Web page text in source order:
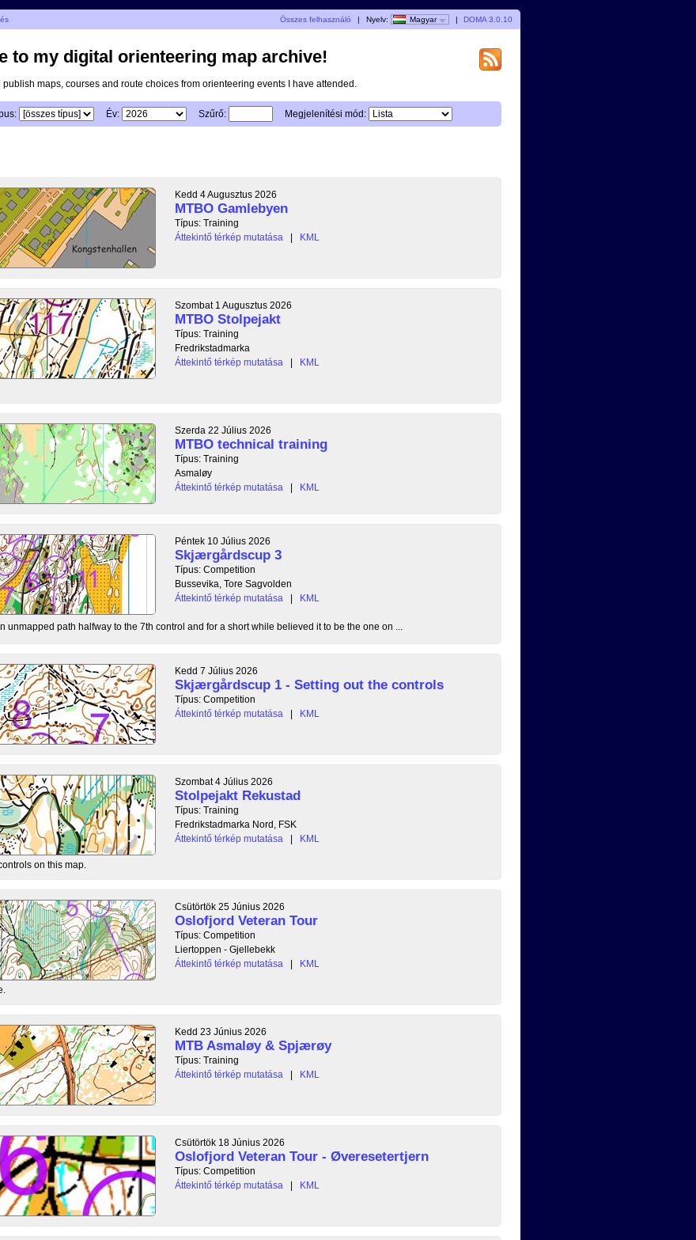
Összes felhasználó | Nyelv: Magyar | DOMA 3.0.10
to my digital orienteering map archive!
publish maps, courses and route choices from orienteering events I have attended.
Év: Szűrő: Megjelenítési mód:
Kedd 4 Augusztus 2026
MTBO Gamlebyen
Típus: Training
Áttekintő térkép mutatása
| KML
Szombat 1 Augusztus 2026
MTBO Stolpejakt
Típus: Training
Fredrikstadmarka
Áttekintő térkép mutatása
| KML
Szerda 22 Július 2026
MTBO technical training
Típus: Training
Asmaløy
Áttekintő térkép mutatása
| KML
Péntek 10 Július 2026
Skjærgårdscup 3
Típus: Competition
Bussevika, Tore Sagvolden
Áttekintő térkép mutatása
| KML
unmapped path halfway to the 7th control and for a short while believed it to be the one on ...
Kedd 7 Július 2026
Skjærgårdscup 1 - Setting out the controls
Típus: Competition
Áttekintő térkép mutatása
| KML
Szombat 4 Július 2026
Stolpejakt Rekustad
Típus: Training
Fredrikstadmarka Nord, FSK
Áttekintő térkép mutatása
| KML
on this map.
Csütörtök 25 Június 2026
Oslofjord Veteran Tour
Típus: Competition
Liertoppen - Gjellebekk
Áttekintő térkép mutatása
| KML
Kedd 23 Június 2026
MTB Asmaløy & Spjærøy
Típus: Training
Áttekintő térkép mutatása
| KML
Csütörtök 18 Június 2026
Oslofjord Veteran Tour - Øveresetertjern
Típus: Competition
Áttekintő térkép mutatása
| KML